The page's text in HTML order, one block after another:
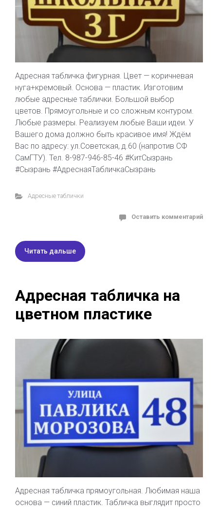
Адресная табличка фигурная. Цвет — коричневая
нуга+кремовый. Основа — пластик. Изготовим
любые адресные таблички. Большой выбор
цветов. Прямоугольные и со сложным контуром.
Любые размеры. Реализуем любые Ваши идеи. У
Вашего дома должно быть красивое имя! Ждём
Вас по адресу: ул.Советская, д.60 (напротив СФ
СамГТУ). Тел. 8-987-946-85-46 #КитСызрань
#Сызрань #АдреснаяТабличкаСызрань
Адресные таблички
Оставить комментарий
Читать дальше
Адресная табличка на
цветном пластике
Адресная табличка прямоугольная. Любимая наша
основа — синий пластик. Табличка выглядит просто